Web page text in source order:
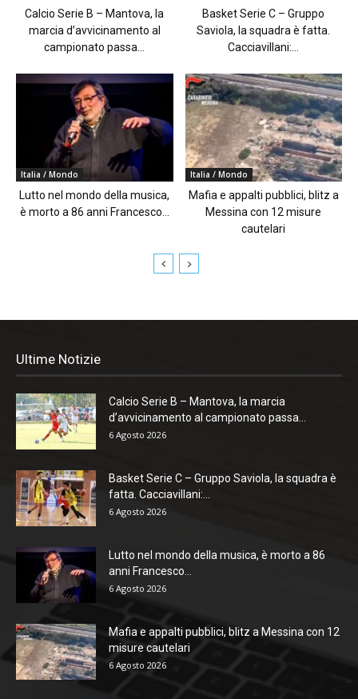
Calcio Serie B – Mantova, la
marcia d’avvicinamento al
campionato passa...
Basket Serie C – Gruppo
Saviola, la squadra è fatta.
Cacciavillani:...
Italia / Mondo
Lutto nel mondo della musica,
è morto a 86 anni Francesco...
Italia / Mondo
Mafia e appalti pubblici, blitz a
Messina con 12 misure
cautelari
Ultime Notizie
Calcio Serie B – Mantova, la marcia
d’avvicinamento al campionato passa...
6 Agosto 2026
Basket Serie C – Gruppo Saviola, la squadra è
fatta. Cacciavillani:...
6 Agosto 2026
Lutto nel mondo della musica, è morto a 86
anni Francesco...
6 Agosto 2026
Mafia e appalti pubblici, blitz a Messina con 12
misure cautelari
6 Agosto 2026